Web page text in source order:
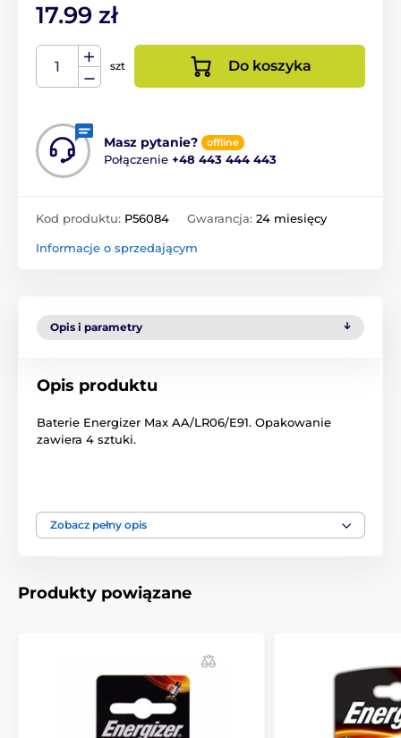
17.99 zł
szt Do koszyka
Masz pytanie? offline
Połączenie +48 443 444 443
Kod produktu: P56084 Gwarancja: 24 miesięcy
Informacje o sprzedającym
Opis i parametry
Opis produktu
Baterie Energizer Max AA/LR06/E91. Opakowanie
zawiera 4 sztuki.
Baterie Baterie Baterie
Zobacz pełny opis
Produkty powiązane